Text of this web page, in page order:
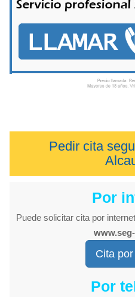
Pedir cita
Por
Puede solicitar cita por
Cita
Por